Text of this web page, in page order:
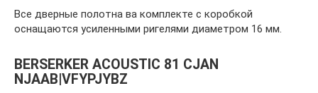
Все дверные полотна ва комплекте с коробкой
оснащаются усиленными ригелями диаметром 16 мм.
BERSERKER ACOUSTIC 81 CJAN
NJAAB|VFYPJYBZ